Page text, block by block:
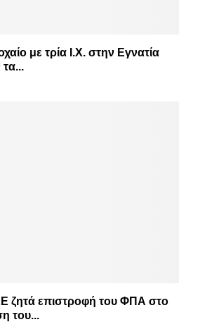
με τρία Ι.Χ. στην Εγνατία
ζητά επιστροφή του ΦΠΑ στο
του...